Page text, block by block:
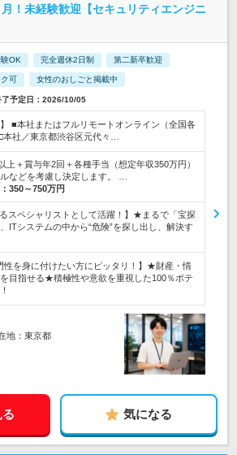
！未経験歓迎【セキュリティエンジニ
OK 完全週休2日制 第二新卒歓迎
可 女性のおしごと掲載中
予定日：2026/10/05
】 ■本社またはフルリモートオンライン（全国各
社／東京都渋谷区元代々…
上＋賞与年2回＋各種手当（想定年収350万円）
などを考慮し決定します。 …
350～750万円
るスペシャリストとして活躍！】★まるで「宝探
ITシステムの中から“危険”を探し出し、解決す
性を身に付けたい方にピッタリ！】★財産・情
目指せる★積極性や意欲を重視した100％ポテ
地：東京都
気になる